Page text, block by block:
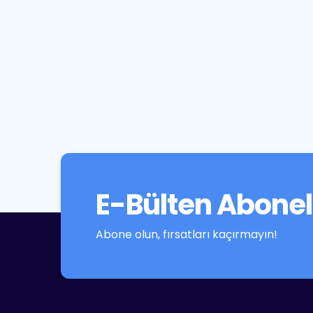
E-Bülten
Abone olun, fırsatları kaçırmayın!